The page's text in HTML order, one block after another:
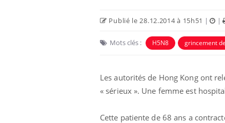
Publié le 28.12.2014 à 15h51 | |
Mots clés : H5N8 grincement
Les autorités de Hong Kong ont
« sérieux ». Une femme est
Cette patiente de 68 ans a